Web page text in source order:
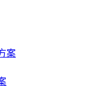
案